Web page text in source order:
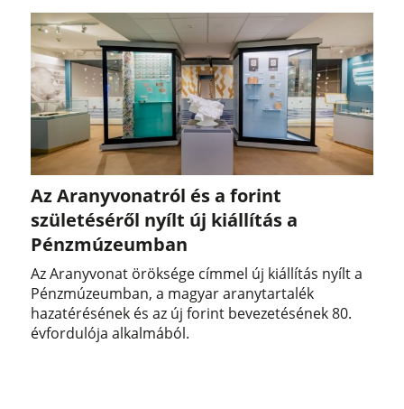
Az Aranyvonatról és a forint
születéséről nyílt új kiállítás a
Pénzmúzeumban
Az Aranyvonat öröksége címmel új kiállítás nyílt a
Pénzmúzeumban, a magyar aranytartalék
hazatérésének és az új forint bevezetésének 80.
évfordulója alkalmából.